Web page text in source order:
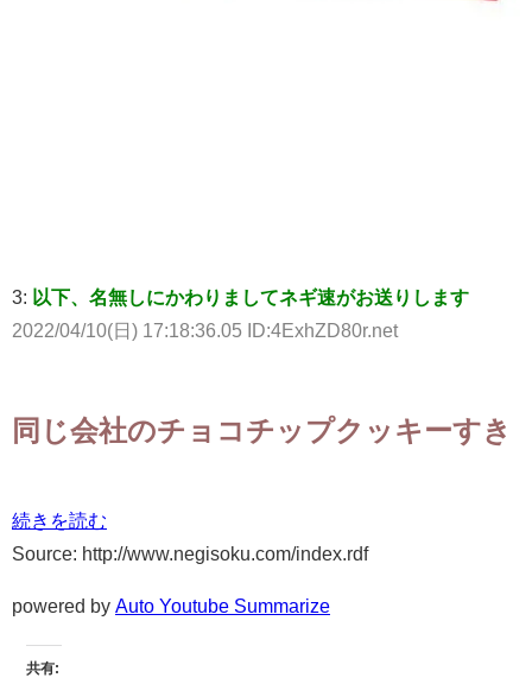
3: 以下、名無しにかわりましてネギ速がお送りします
2022/04/10(日) 17:18:36.05 ID:4ExhZD80r.net
同じ会社のチョコチップクッキーすき
続きを読む
Source: http://www.negisoku.com/index.rdf
powered by Auto Youtube Summarize
共有: